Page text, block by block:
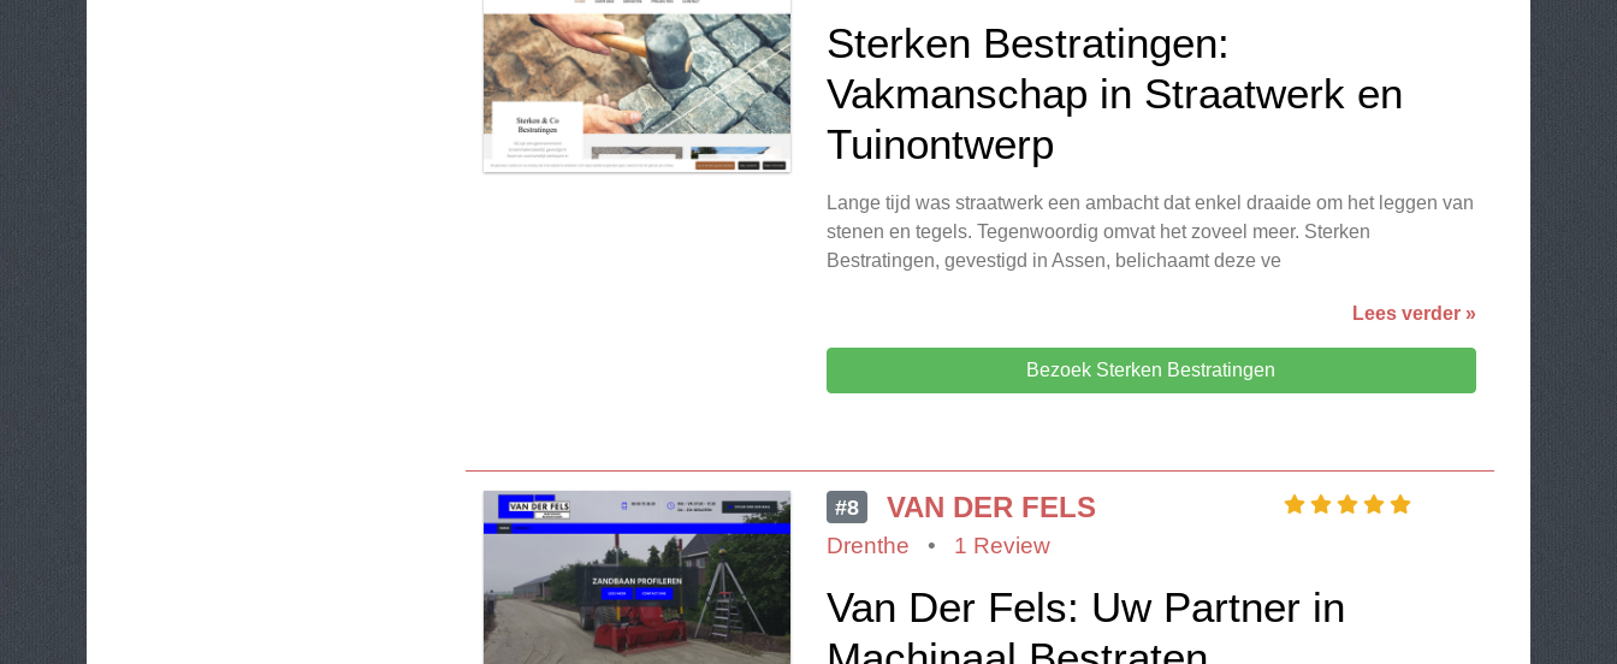
Sterken Bestratingen:
Vakmanschap in Straatwerk en
Tuinontwerp
Lange tijd was straatwerk een ambacht dat enkel draaide om het leggen van
stenen en tegels. Tegenwoordig omvat het zoveel meer. Sterken
Bestratingen, gevestigd in Assen, belichaamt deze ve
Lees verder »
Bezoek Sterken Bestratingen
#8 VAN DER FELS
Drenthe • 1 Review
Van Der Fels: Uw Partner in